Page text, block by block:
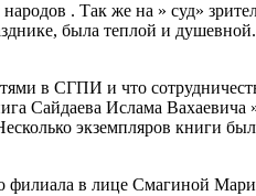
. Так же на » суд»
была теплой и
в СГПИ и что
Сайдаева Ислама Вахаевича
экземпляров книги
филиала в лице Смагиной